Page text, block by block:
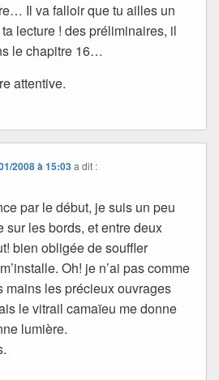
Il va falloir que tu ailles un
lecture ! des préliminaires, il
le chapitre 16…
attentive.
2008 à 15:03 a dit :
par le début, je suis un peu
sur les bords, et entre deux
bien obligée de souffler
Oh! je n’ai pas comme
mains les précieux ouvrages
le vitrail camaïeu me donne
lumière.